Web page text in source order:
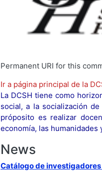
Permanent URI for this
Ir a página principal de la
La DCSH tiene como
social, a la socialización
próposito es realizar
economía, las humanidades
News
Catálogo de